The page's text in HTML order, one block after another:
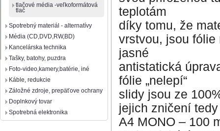
tlačové média -veľkoformátová
tlač
Spotrebný materiál - alternatívy
Média (CD,DVD,RW,BD)
Kancelárska technika
Tašky, batohy, puzdra
Foto-video,kamery,batérie, iné
Káble, redukcie
Záložné zdroje, prepäťove ochrany
Doplnkový tovar
Spotrebná elektronika
teplotám
díky tomu, že
vrstvou, jsou fólie
jasné
antistatická
fólie „nelepí“
slidy jsou ze
jejich zničení
A4 MONO – 100